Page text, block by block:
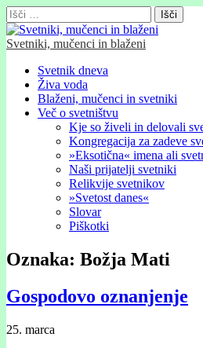
Išči:
Svetniki, mučenci in blaženi
Glavni
meni
Skip
content
Svetnik dneva
Živa voda
Blaženi, mučenci in svetniki
Več o svetništvu
Kje so živeli in delovali
Kongregacija za zadeve
»Eksotična« imena ali
Naši prijatelji svetniki
Relikvije svetnikov
»Svetost danes«
Slovar
Piškotki
Oznaka: Božja Mati
Gospodovo oznanjenje
25. marca